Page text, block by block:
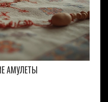
АМУЛЕТЫ